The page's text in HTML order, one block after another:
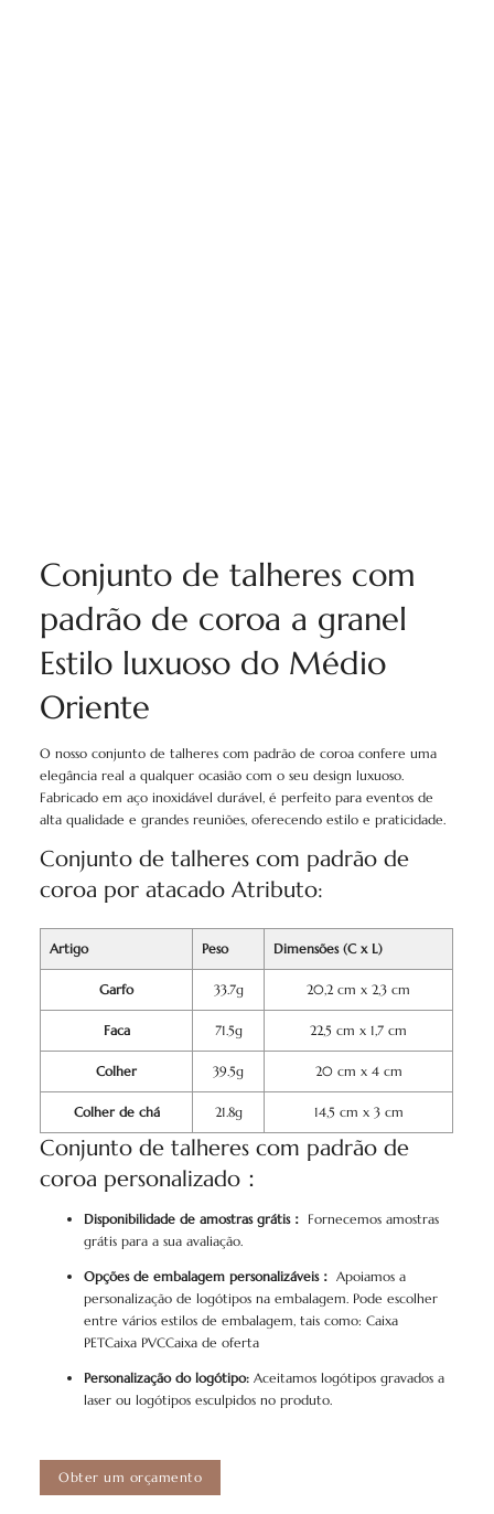
Conjunto de talheres com
padrão de coroa a granel
Estilo luxuoso do Médio
Oriente
O nosso conjunto de talheres com padrão de coroa confere uma
elegância real a qualquer ocasião com o seu design luxuoso.
Fabricado em aço inoxidável durável, é perfeito para eventos de
alta qualidade e grandes reuniões, oferecendo estilo e praticidade.
Conjunto de talheres com padrão de
coroa por atacado Atributo:
Artigo Peso Dimensões (C x L)
Garfo 33.7g 20,2 cm x 2,3 cm
Faca 71.5g 22,5 cm x 1,7 cm
Colher 39.5g 20 cm x 4 cm
Colher de chá 21.8g 14,5 cm x 3 cm
Conjunto de talheres com padrão de
coroa personalizado：
Disponibilidade de amostras grátis： Fornecemos amostras
grátis para a sua avaliação.
Opções de embalagem personalizáveis：Apoiamos a
personalização de logótipos na embalagem. Pode escolher
entre vários estilos de embalagem, tais como: Caixa
PETCaixa PVCCaixa de oferta
Personalização do logótipo:Aceitamos logótipos gravados a
laser ou logótipos esculpidos no produto.
Obter um orçamento